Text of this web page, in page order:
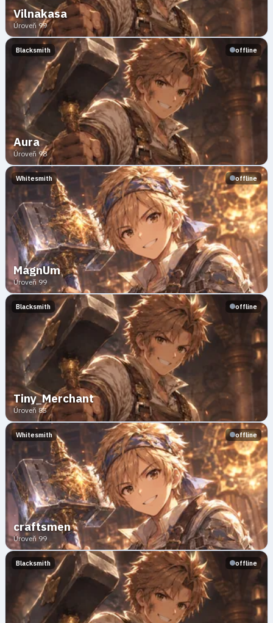
Vilnakasa
Úroveň 99
Blacksmith offline
Aura
Úroveň 98
Whitesmith offline
MagnUm
Úroveň 99
Blacksmith offline
Tiny_Merchant
Úroveň 85
Whitesmith offline
craftsmen
Úroveň 99
Blacksmith offline